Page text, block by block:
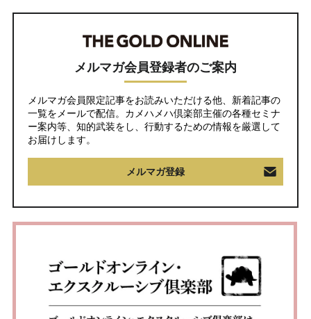
メルマガ会員登録者のご案内
メルマガ会員限定記事をお読みいただける他、新着記事の
一覧をメールで配信。カメハメハ倶楽部主催の各種セミナ
ー案内等、知的武装をし、行動するための情報を厳選して
お届けします。
メルマガ登録